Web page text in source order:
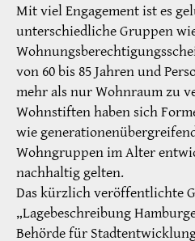
Mit viel Engagement ist es
unterschiedliche Gruppen
von 60 bis 85 Jahren und
mehr als nur Wohnraum zu
Wohnstiften haben sich
wie
Wohngruppen im Alter
nachhaltig gelten.
Das kürzlich veröffentlichte
„Lagebeschreibung
Behörde für